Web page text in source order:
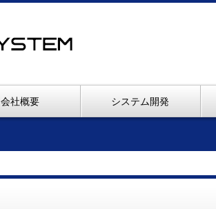
会社概要 システム開発